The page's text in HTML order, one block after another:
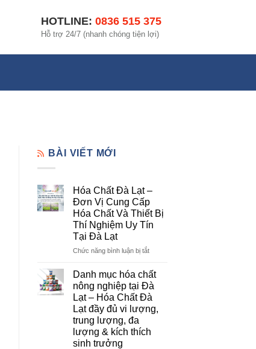
HOTLINE: 0836 515 375
Hỗ trợ 24/7 (nhanh chóng tiện lợi)
BÀI VIẾT MỚI
Hóa Chất Đà Lạt –
Đơn Vị Cung Cấp
Hóa Chất Và Thiết Bị
Thí Nghiệm Uy Tín
Tại Đà Lạt
Chức năng bình luận bị tắtở
Chất
Đà
Lạt
–
Đơn
Cung
Danh mục hóa chất
nông nghiệp tại Đà
Lạt – Hóa Chất Đà
Lạt đầy đủ vi lượng,
trung lượng, đa
lượng & kích thích
sinh trưởng